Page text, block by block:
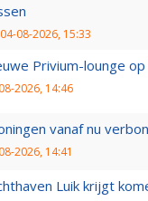
04-08-2026, 15:33
Privium-lounge
2026, 14:46
vanaf nu
2026, 14:41
Luik krijgt